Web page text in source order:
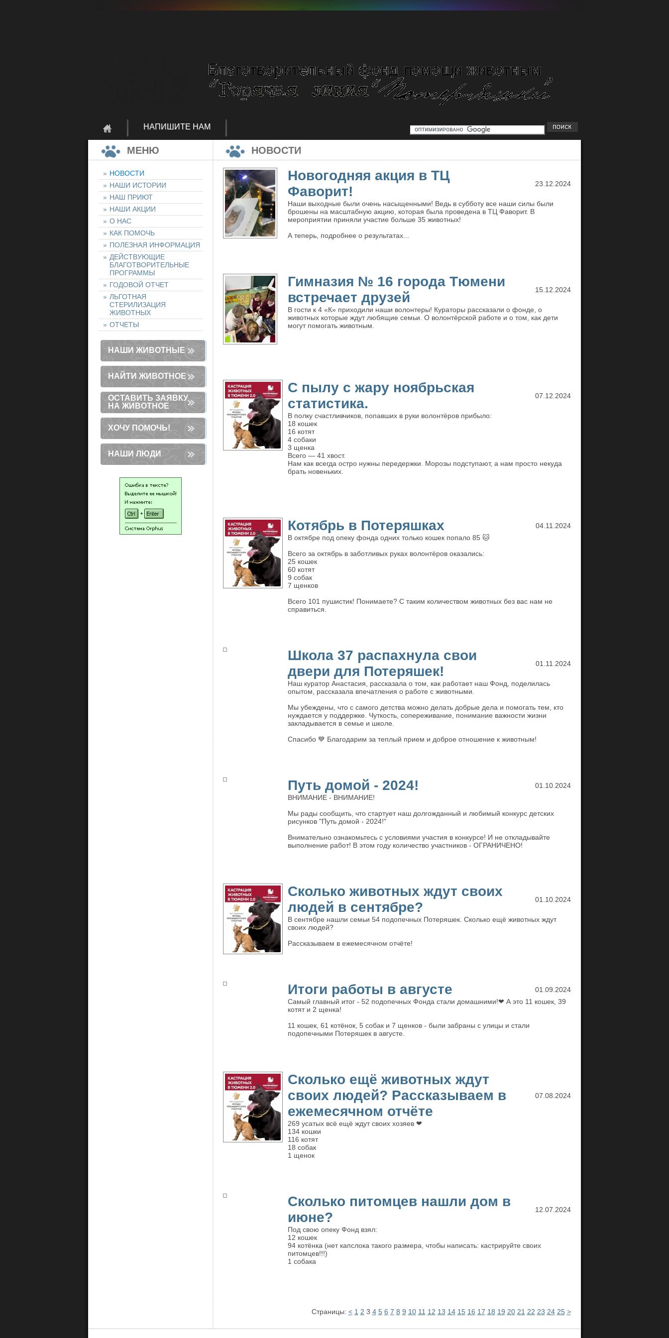
НАПИШИТЕ НАМ
МЕНЮ
НОВОСТИ
НАШИ ИСТОРИИ
НАШ ПРИЮТ
НАШИ АКЦИИ
О НАС
КАК ПОМОЧЬ
ПОЛЕЗНАЯ ИНФОРМАЦИЯ
ДЕЙСТВУЮЩИЕ
БЛАГОТВОРИТЕЛЬНЫЕ
ПРОГРАММЫ
ГОДОВОЙ ОТЧЕТ
ЛЬГОТНАЯ
СТЕРИЛИЗАЦИЯ
ЖИВОТНЫХ
ОТЧЕТЫ
НАШИ ЖИВОТНЫЕ
НАЙТИ ЖИВОТНОЕ
ОСТАВИТЬ ЗАЯВКУ
НА ЖИВОТНОЕ
ХОЧУ ПОМОЧЬ!
НАШИ ЛЮДИ
НОВОСТИ
Новогодняя акция в ТЦ
Фаворит!
23.12.2024
Наши выходные были очень насыщенными! Ведь в субботу все наши силы были
брошены на масштабную акцию, которая была проведена в ТЦ Фаворит. В
мероприятии приняли участие больше 35 животных!
А теперь, подробнее о результатах...
Гимназия № 16 города Тюмени
встречает друзей
15.12.2024
В гости к 4 «К» приходили наши волонтеры! Кураторы рассказали о фонде, о
животных которые ждут любящие семьи. О волонтёрской работе и о том, как дети
могут помогать животным.
С пылу с жару ноябрьская
статистика.
07.12.2024
В полку счастливчиков, попавших в руки волонтёров прибыло:
18 кошек
16 котят
4 собаки
3 щенка
Всего — 41 хвост.
Нам как всегда остро нужны передержки. Морозы подступают, а нам просто некуда
брать новеньких.
Котябрь в Потеряшках
04.11.2024
В октябре под опеку фонда одних только кошек попало 85 🐱
Всего за октябрь в заботливых руках волонтёров оказались:
25 кошек
60 котят
9 собак
7 щенков
Всего 101 пушистик! Понимаете? С таким количеством животных без вас нам не
справиться.
Школа 37 распахнула свои
двери для Потеряшек!
01.11.2024
Наш куратор Анастасия, рассказала о том, как работает наш Фонд, поделилась
опытом, рассказала впечатления о работе с животными.
Мы убеждены, что с самого детства можно делать добрые дела и помогать тем, кто
нуждается у поддержке. Чуткость, сопереживание, понимание важности жизни
закладывается в семье и школе.
Спасибо 💙 Благодарим за теплый прием и доброе отношение к животным!
Путь домой - 2024!
01.10.2024
ВНИМАНИЕ - ВНИМАНИЕ!
Мы рады сообщить, что стартует наш долгожданный и любимый конкурс детских
рисунков "Путь домой - 2024!"
Внимательно ознакомьтесь с условиями участия в конкурсе! И не откладывайте
выполнение работ! В этом году количество участников - ОГРАНИЧЕНО!
Сколько животных ждут своих
людей в сентябре?
01.10.2024
В сентябре нашли семьи 54 подопечных Потеряшек. Сколько ещё животных ждут
своих людей?
Рассказываем в ежемесячном отчёте!
Итоги работы в августе
01.09.2024
Самый главный итог - 52 подопечных Фонда стали домашними!❤ А это 11 кошек, 39
котят и 2 щенка!
11 кошек, 61 котёнок, 5 собак и 7 щенков - были забраны с улицы и стали
подопечными Потеряшек в августе.
Сколько ещё животных ждут
своих людей? Рассказываем в
ежемесячном отчёте
07.08.2024
269 усатых всё ещё ждут своих хозяев ❤
134 кошки
116 котят
18 собак
1 щенок
Сколько питомцев нашли дом в
июне?
12.07.2024
Под свою опеку Фонд взял:
12 кошек
94 котёнка (нет капслока такого размера, чтобы написать: кастрируйте своих
питомцев!!!)
1 собака
Страницы: < 1 2 3 4 5 6 7 8 9 10 11 12 13 14 15 16 17 18 19 20 21 22 23 24 25 >